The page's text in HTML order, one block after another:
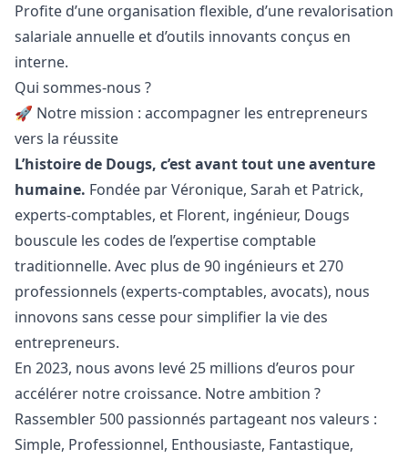
Profite d’une organisation flexible, d’une revalorisation
salariale annuelle et d’outils innovants conçus en
interne.
Qui sommes-nous ?
🚀 Notre mission : accompagner les entrepreneurs
vers la réussite
L’histoire de Dougs, c’est avant tout une aventure
humaine. Fondée par Véronique, Sarah et Patrick,
experts-comptables, et Florent, ingénieur, Dougs
bouscule les codes de l’expertise comptable
traditionnelle. Avec plus de 90 ingénieurs et 270
professionnels (experts-comptables, avocats), nous
innovons sans cesse pour simplifier la vie des
entrepreneurs.
En 2023, nous avons levé 25 millions d’euros pour
accélérer notre croissance. Notre ambition ?
Rassembler 500 passionnés partageant nos valeurs :
Simple, Professionnel, Enthousiaste, Fantastique,